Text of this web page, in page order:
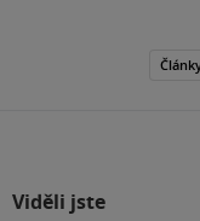
Viděli jste